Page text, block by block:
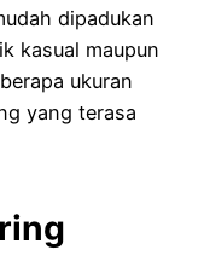
dipadukan
kasual maupun
ukuran
yang terasa